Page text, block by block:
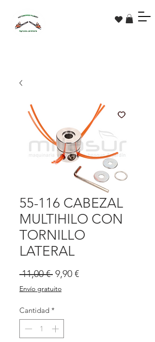
55-116 CABEZAL
MULTIHILO CON
TORNILLO
LATERAL
11,00 € Precio
9,90 €Precio
Envío gratuito
Cantidad *